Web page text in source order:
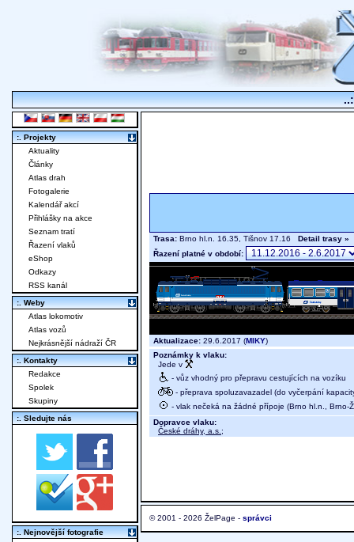
Trasa: Brno hl.n. 16.35, Tišnov 17.16 Detail trasy »
Řazení platné v období:
Aktualizace: 29.6.2017 (MIKY)
Poznámky k vlaku:
Jede v
- vůz vhodný pro přepravu cestujících na vozíku
- přeprava spoluzavazadel (do vyčerpání
- vlak nečeká na žádné přípoje (Brno hl.n., Brno-
Dopravce vlaku:
České dráhy, a.s. ;
© 2001 - 2026 ŽelPage - správci
:. Projekty
Aktuality
Články
Atlas drah
Fotogalerie
Kalendář akcí
Přihlášky na akce
Seznam tratí
Řazení vlaků
eShop
Odkazy
RSS kanál
:. Weby
Atlas lokomotiv
Atlas vozů
Nejkrásnější nádraží ČR
:. Kontakty
Redakce
Spolek
Skupiny
:. Sledujte nás
:. Nejnovější fotografie